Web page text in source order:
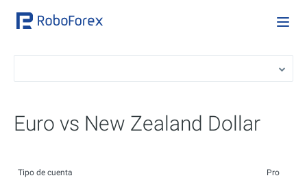
Euro vs New Zealand Dollar
Tipo de cuenta Pro